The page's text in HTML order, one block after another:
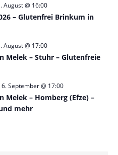
August @ 16:00
– Glutenfrei Brinkum in
August @ 17:00
Melek – Stuhr – Glutenfreie
6. September @ 17:00
Melek – Homberg (Efze) –
mehr